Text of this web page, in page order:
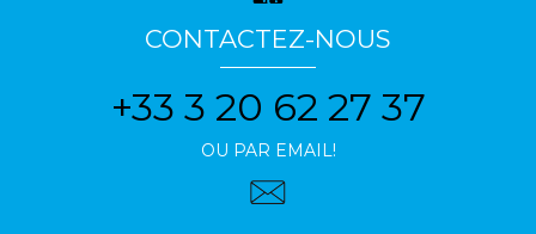
CONTACTEZ-NOUS
+33 3 20 62 27 37
OU PAR EMAIL!